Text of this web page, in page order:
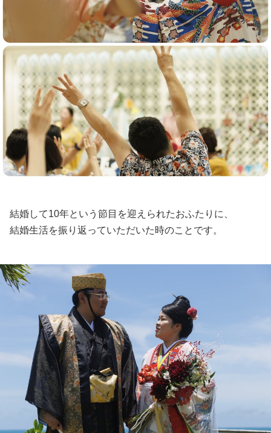
結婚して10年という節目を迎えられたおふたりに、
結婚生活を振り返っていただいた時のことです。